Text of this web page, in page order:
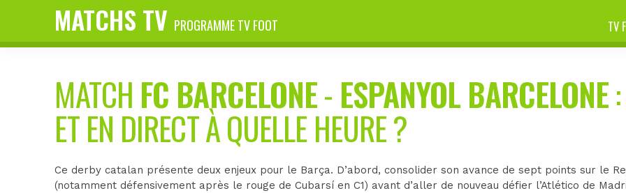
MATCHS TV PROGRAMME TV FOOT TV
MATCH FC BARCELONE- ESPANYOL BARCELONE
ET EN DIRECT À QUELLE HEURE ?
Ce derby catalan présente deux enjeux pour le Barça. D’abord, consolider son avance de sept points sur le
(notamment défensivement après le rouge de Cubarsí en C1) avant d’aller de nouveau défier l’Atlético de